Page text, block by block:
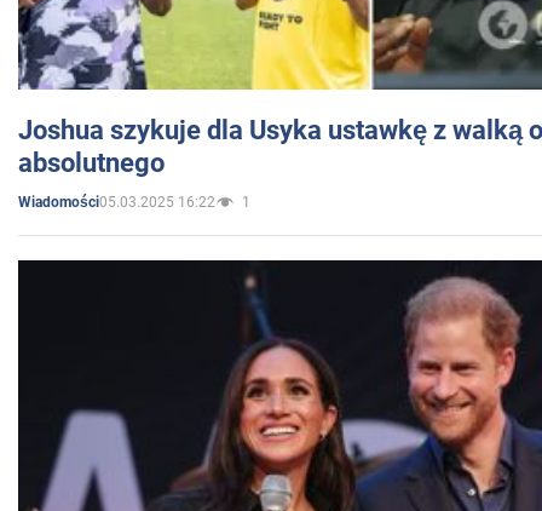
Joshua szykuje dla Usyka ustawkę z walką
absolutnego
Wiadomości05.03.2025 16:22 1